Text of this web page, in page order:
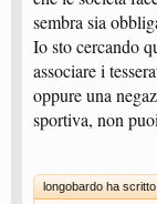
sembra sia
Io sto cercando
associare i
oppure una
sportiva, non
longobardo ha scritto: